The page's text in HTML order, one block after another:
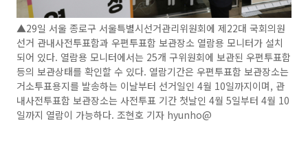
▲29일 서울 종로구 서울특별시선거관리위원회에 제22대 국회의원
선거 관내사전투표함과 우편투표함 보관장소 열람용 모니터가 설치
되어 있다. 열람용 모니터에서는 25개 구위원회에 보관된 우편투표함
등의 보관상태를 확인할 수 있다. 열람기간은 우편투표함 보관장소는
거소투표용지를 발송하는 이날부터 선거일인 4월 10일까지이며, 관
내사전투표함 보관장소는 사전투표 기간 첫날인 4월 5일부터 4월 10
일까지 열람이 가능하다. 조현호 기자 hyunho@